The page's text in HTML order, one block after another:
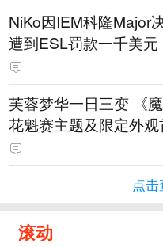
NiKo因IEM科隆Major
遭到ESL罚款一千美元
芙蓉梦华一日三变 《
花魁赛主题及限定外观
点
滚动